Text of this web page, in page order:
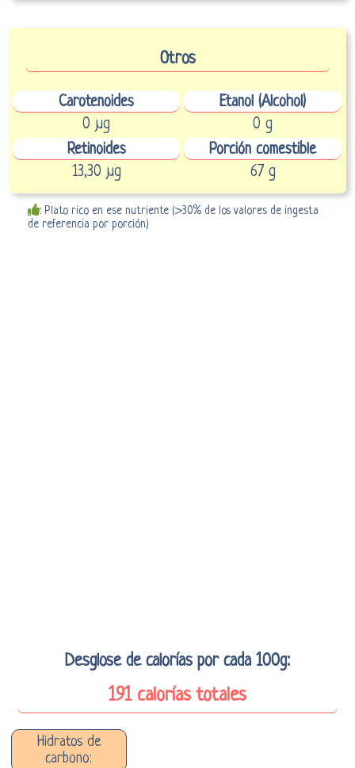
Otros
Carotenoides
Etanol (Alcohol)
0 µg
0 g
Retinoides
Porción comestible
13,30 µg
67 g
: Plato rico en ese nutriente (>30% de los valores de ingesta
de referencia por porción)
Desglose de calorías por cada 100g:
191 calorías totales
Hidratos de
carbono: